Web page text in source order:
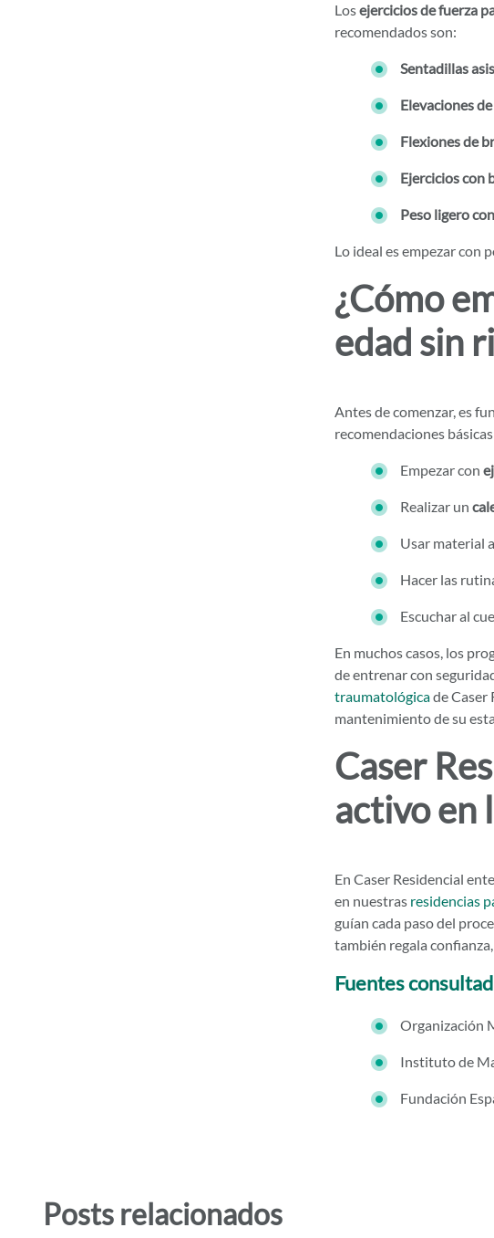
Losejercicios de fuerza
recomendados son:
Sentadillas
Elevaciones
Flexiones de
Ejercicios con
Peso ligero
Lo ideal es empezar con
¿Cómo
edad sin
Antes de comenzar, es
recomendaciones
Empezar con
Realizar un
Usar material
Hacer las
Escuchar al
En muchos casos, los
de entrenar con
traumatológicade Caser
mantenimiento de su
Caser
activo en
En Caser Residencial
en nuestras residencias
guían cada paso del
también regala
Fuentes
Organización
Instituto de
Fundación
Posts relacionados